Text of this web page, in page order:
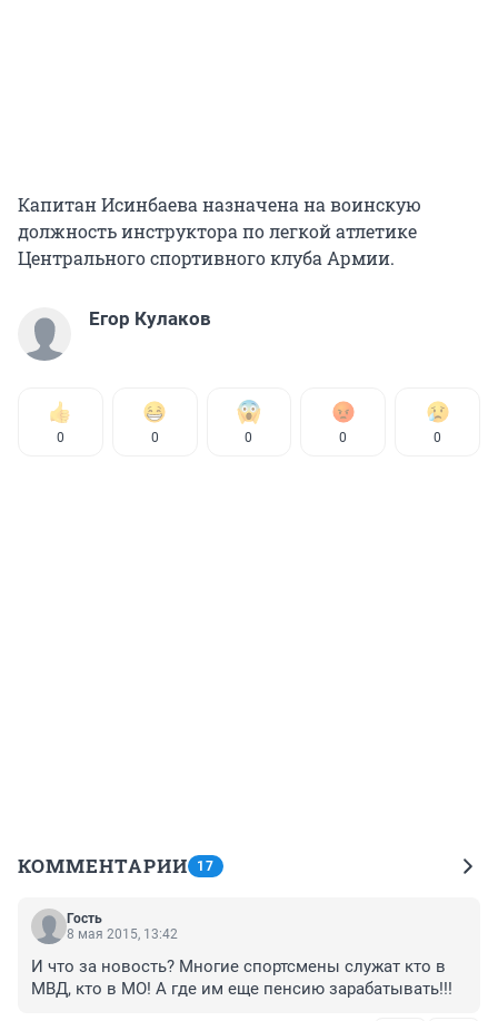
Капитан Исинбаева назначена на воинскую
должность инструктора по легкой атлетике
Центрального спортивного клуба Армии.
Егор Кулаков
0 0 0 0 0
КОММЕНТАРИИ 17
Гость
8 мая 2015, 13:42
И что за новость? Многие спортсмены служат кто в
МВД, кто в МО! А где им еще пенсию зарабатывать!!!